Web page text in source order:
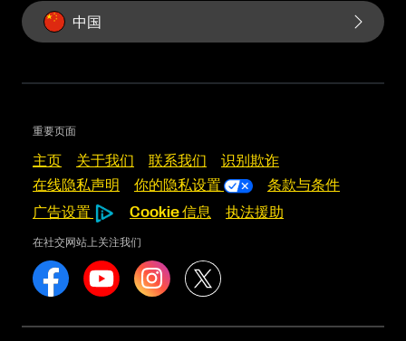
中国
重要页面
主页 关于我们 联系我们
识别欺诈
在线隐私声明
你的隐私设置
条款与条件
广告设置
Cookie 信息 执法援助
在社交网站上关注我们